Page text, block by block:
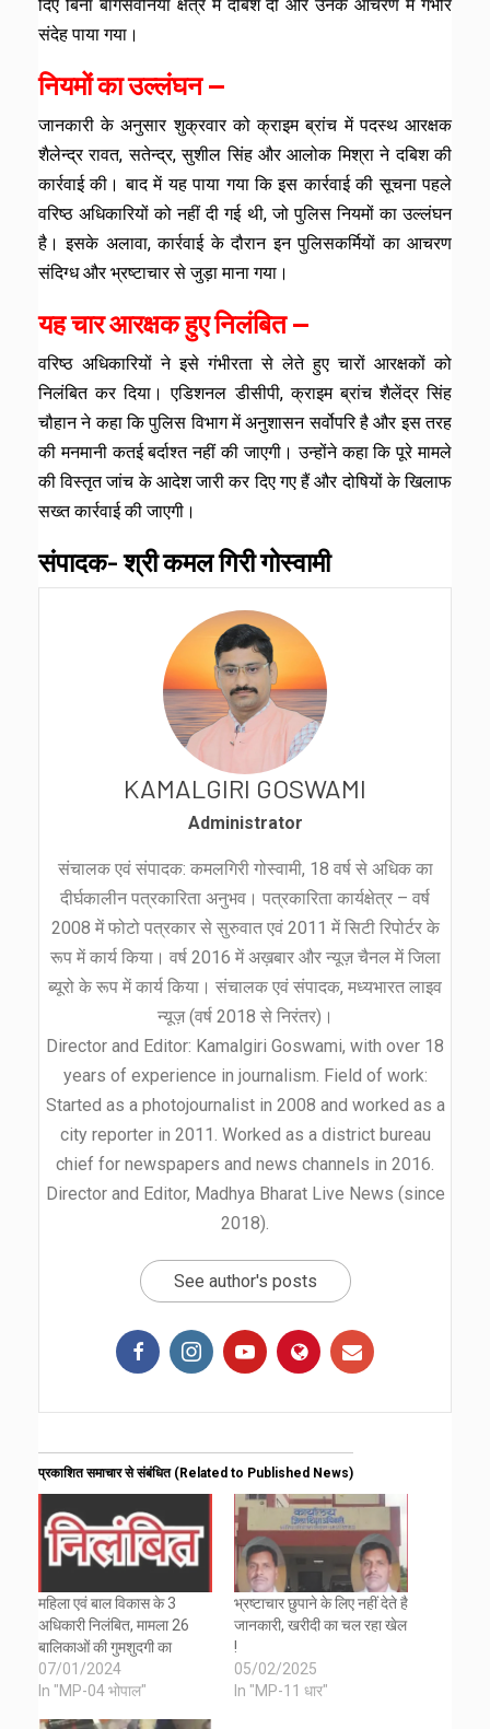
दिए बिना बागसेवनिया क्षेत्र में दबिश दी और उनके आचरण में गंभीर
संदेह पाया गया।
नियमों का उल्लंघन —
जानकारी के अनुसार शुक्रवार को क्राइम ब्रांच में पदस्थ आरक्षक
शैलेन्द्र रावत, सतेन्द्र, सुशील सिंह और आलोक मिश्रा ने दबिश की
कार्रवाई की। बाद में यह पाया गया कि इस कार्रवाई की सूचना पहले
वरिष्ठ अधिकारियों को नहीं दी गई थी, जो पुलिस नियमों का उल्लंघन
है। इसके अलावा, कार्रवाई के दौरान इन पुलिसकर्मियों का आचरण
संदिग्ध और भ्रष्टाचार से जुड़ा माना गया।
यह चार आरक्षक हुए निलंबित —
वरिष्ठ अधिकारियों ने इसे गंभीरता से लेते हुए चारों आरक्षकों को
निलंबित कर दिया। एडिशनल डीसीपी, क्राइम ब्रांच शैलेंद्र सिंह
चौहान ने कहा कि पुलिस विभाग में अनुशासन सर्वोपरि है और इस तरह
की मनमानी कतई बर्दाश्त नहीं की जाएगी। उन्होंने कहा कि पूरे मामले
की विस्तृत जांच के आदेश जारी कर दिए गए हैं और दोषियों के खिलाफ
सख्त कार्रवाई की जाएगी।
संपादक- श्री कमल गिरी गोस्वामी
KAMALGIRI GOSWAMI
Administrator
संचालक एवं संपादक: कमलगिरी गोस्वामी, 18 वर्ष से अधिक का
दीर्घकालीन पत्रकारिता अनुभव। पत्रकारिता कार्यक्षेत्र – वर्ष
2008 में फोटो पत्रकार से सुरुवात एवं 2011 में सिटी रिपोर्टर के
रूप में कार्य किया। वर्ष 2016 में अख़बार और न्यूज़ चैनल में जिला
ब्यूरो के रूप में कार्य किया। संचालक एवं संपादक, मध्यभारत लाइव
न्यूज़ (वर्ष 2018 से निरंतर)।
Director and Editor: Kamalgiri Goswami, with over 18
years of experience in journalism. Field of work:
Started as a photojournalist in 2008 and worked as a
city reporter in 2011. Worked as a district bureau
chief for newspapers and news channels in 2016.
Director and Editor, Madhya Bharat Live News (since
2018).
See author's posts
प्रकाशित समाचार से संबंधित (Related to Published News)
महिला एवं बाल विकास के 3
अधिकारी निलंबित, मामला 26
बालिकाओं की गुमशुदगी का
07/01/2024
In "MP-04 भोपाल"
भ्रष्टाचार छुपाने के लिए नहीं देते है
जानकारी, खरीदी का चल रहा खेल
!
05/02/2025
In "MP-11 धार"